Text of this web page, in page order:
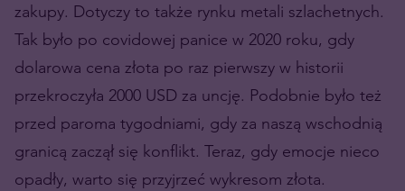
zakupy. Dotyczy to także rynku metali szlachetnych.
Tak było po covidowej panice w 2020 roku, gdy
dolarowa cena złota po raz pierwszy w historii
przekroczyła 2000 USD za uncję. Podobnie było też
przed paroma tygodniami, gdy za naszą wschodnią
granicą zaczął się konflikt. Teraz, gdy emocje nieco
opadły, warto się przyjrzeć wykresom złota.